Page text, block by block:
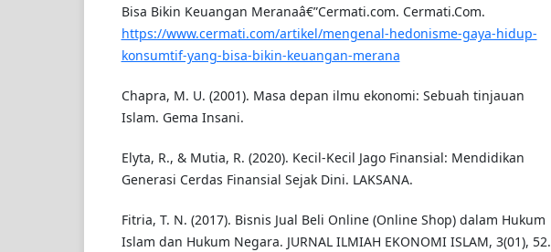
Bisa Bikin Keuangan Meranaâ€”Cermati.com. Cermati.Com.
https://www.cermati.com/artikel/mengenal-hedonisme-gaya-hidup-
konsumtif-yang-bisa-bikin-keuangan-merana
Chapra, M. U. (2001). Masa depan ilmu ekonomi: Sebuah tinjauan
Islam. Gema Insani.
Elyta, R., & Mutia, R. (2020). Kecil-Kecil Jago Finansial: Mendidikan
Generasi Cerdas Finansial Sejak Dini. LAKSANA.
Fitria, T. N. (2017). Bisnis Jual Beli Online (Online Shop) dalam Hukum
Islam dan Hukum Negara. JURNAL ILMIAH EKONOMI ISLAM, 3(01), 52.